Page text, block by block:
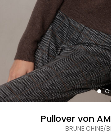
Pullover von
BRUNE CHINE/